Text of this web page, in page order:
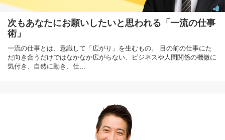
次もあなたにお願いしたいと思われる「一流の仕事
術」
一流の仕事とは、意識して「広がり」を生むもの。 目の前の仕事にた
だ向き合うだけではなかなか広がらない、ビジネスや人間関係の機微に
気付き、自然に動き、仕…